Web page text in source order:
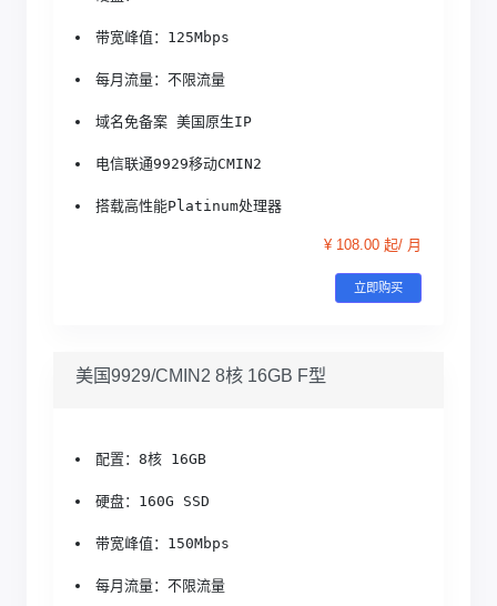
带宽峰值：125Mbps
每月流量：不限流量
域名免备案 美国原生IP
电信联通9929移动CMIN2
搭载高性能Platinum处理器
¥ 108.00 起/ 月
立即购买
美国9929/CMIN2 8核 16GB F型
配置：8核 16GB
硬盘：160G SSD
带宽峰值：150Mbps
每月流量：不限流量